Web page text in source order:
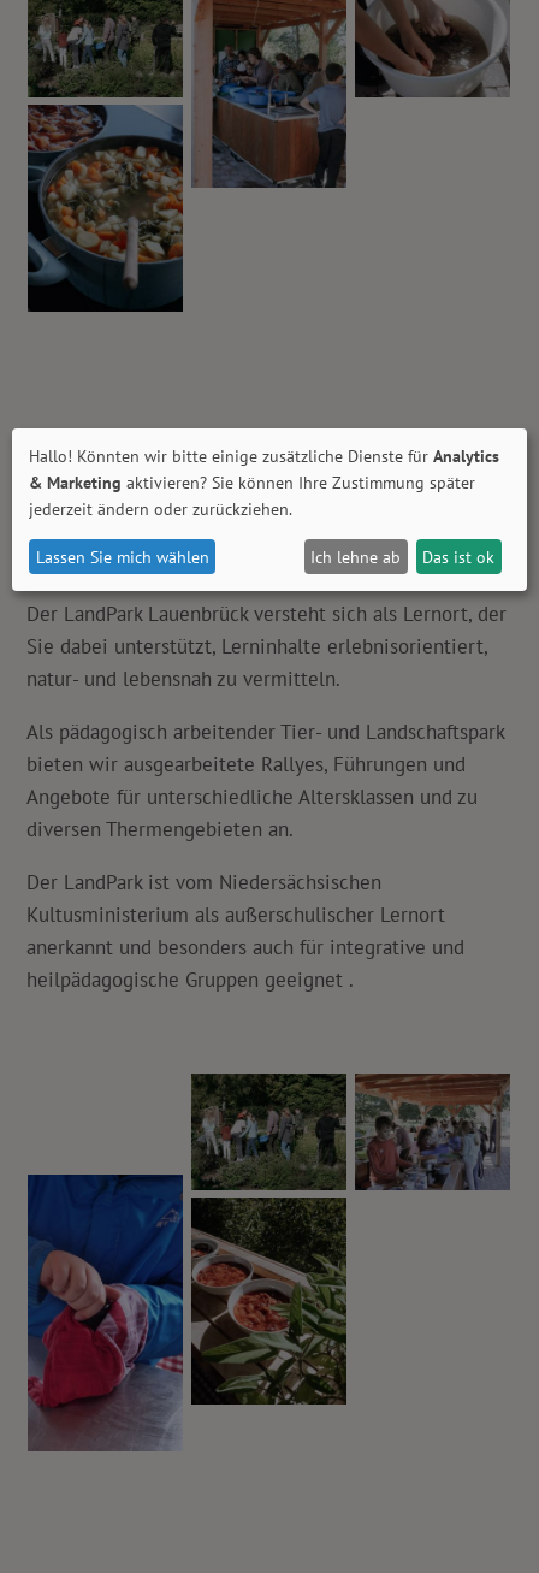
WILKOMMEN IM GRÜNEN
KLASSENZIMMER
Der LandPark Lauenbrück versteht sich als Lernort, der
Sie dabei unterstützt, Lerninhalte erlebnisorientiert,
natur- und lebensnah zu vermitteln.
Als pädagogisch arbeitender Tier- und Landschaftspark
bieten wir ausgearbeitete Rallyes, Führungen und
Angebote für unterschiedliche Altersklassen und zu
diversen Thermengebieten an.
Der LandPark ist vom Niedersächsischen
Kultusministerium als außerschulischer Lernort
anerkannt und besonders auch für integrative und
heilpädagogische Gruppen geeignet .
Hallo! Könnten wir bitte einige zusätzliche Dienste für Analytics
& Marketing aktivieren? Sie können Ihre Zustimmung später
jederzeit ändern oder zurückziehen.
Lassen Sie mich wählen Ich lehne ab Das ist ok